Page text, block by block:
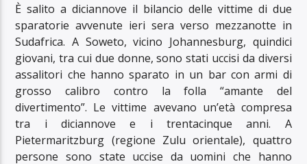
È salito a diciannove il bilancio delle vittime di due
sparatorie avvenute ieri sera verso mezzanotte in
Sudafrica. A Soweto, vicino Johannesburg, quindici
giovani, tra cui due donne, sono stati uccisi da diversi
assalitori che hanno sparato in un bar con armi di
grosso calibro contro la folla “amante del
divertimento”. Le vittime avevano un’età compresa
tra i diciannove e i trentacinque anni. A
Pietermaritzburg (regione Zulu orientale), quattro
persone sono state uccise da uomini che hanno